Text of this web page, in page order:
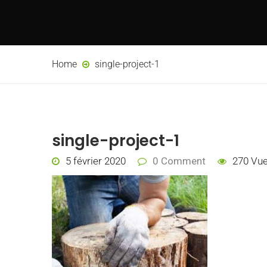
Home single-project-1
single-project-1
5 février 2020 0 Comment 270